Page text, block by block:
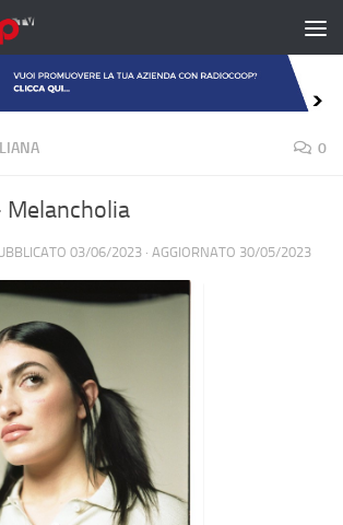
0
Melancholia
03/06/2023 · AGGIORNATO 30/05/2023